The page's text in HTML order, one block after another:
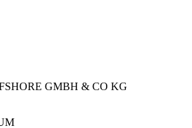
GMBH & CO KG